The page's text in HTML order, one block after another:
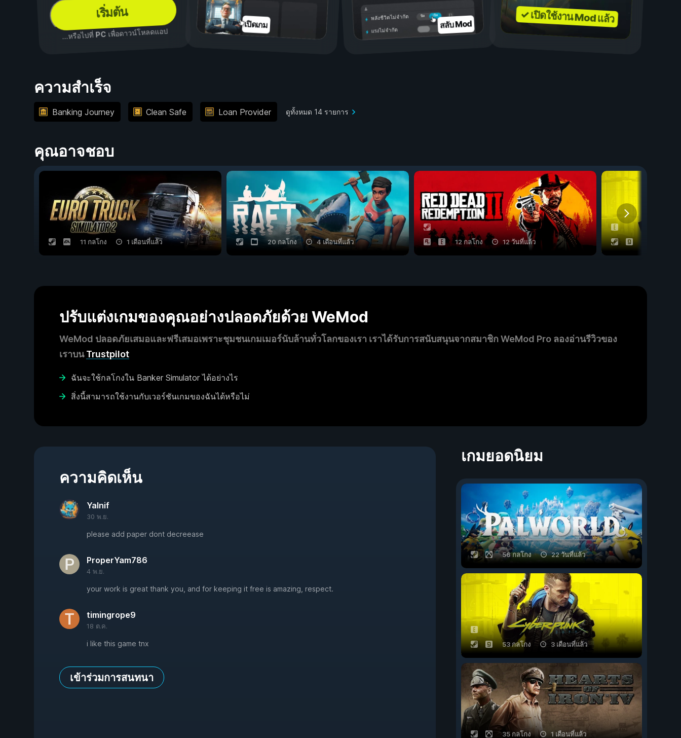
เริ่มต้น
...หรือไปที่ PCเพื่อดาวน์โหลดแอป
เปิดเกม
เปิด
ปิด
พลังชีวิตไม่จำกัด
แรงไม่จำกัด สลับ Mod ✓ เปิดใช้งาน Mod แล้ว
ความสำเร็จ
Banking Journey Clean Safe Loan Provider ดูทั้งหมด 14 รายการ
คุณอาจชอบ
11 กลโกง 1 เดือนที่แล้ว 20 กลโกง 4 เดือนที่แล้ว 12 กลโกง 12 วันที่แล้ว
ปรับแต่งเกมของคุณอย่างปลอดภัยด้วย WeMod
WeMod ปลอดภัยเสมอและฟรีเสมอเพราะชุมชนเกมเมอร์นับล้านทั่วโลกของเรา เราได้รับการสนับสนุนจากสมาชิก WeMod Pro ลองอ่านรีวิวของ
เราบนTrustpilot
ฉันจะใช้กลโกงใน Banker Simulator ได้อย่างไร
สิ่งนี้สามารถใช้งานกับเวอร์ชันเกมของฉันได้หรือไม่
ความคิดเห็น
Yalnif
30 พ.ย.
please add paper dont decreease
ProperYam786
4 พ.ย.
your work is great thank you, and for keeping it free is amazing, respect.
timingrope9
18 ต.ค.
i like this game tnx
เข้าร่วมการสนทนา
เกมยอดนิยม
56 กลโกง 22 วันที่แล้ว
53 กลโกง 3 เดือนที่แล้ว
35 กลโกง 1 เดือนที่แล้ว